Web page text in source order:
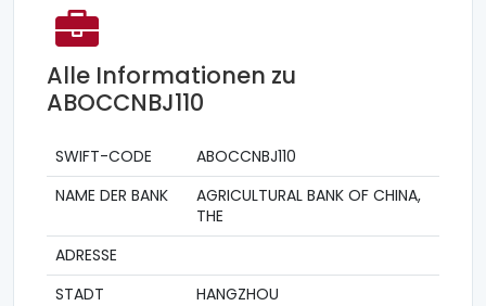
Alle Informationen zu
ABOCCNBJ110
SWIFT-CODE
ABOCCNBJ110
NAME DER BANK
AGRICULTURAL BANK OF CHINA,
THE
ADRESSE
STADT
HANGZHOU